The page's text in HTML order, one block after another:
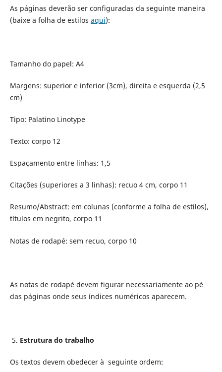
As páginas deverão ser configuradas da seguinte maneira
(baixe a folha de estilos aqui):
Tamanho do papel: A4
Margens: superior e inferior (3cm), direita e esquerda (2,5
cm)
Tipo: Palatino Linotype
Texto: corpo 12
Espaçamento entre linhas: 1,5
Citações (superiores a 3 linhas): recuo 4 cm, corpo 11
Resumo/Abstract: em colunas (conforme a folha de estilos),
títulos em negrito, corpo 11
Notas de rodapé: sem recuo, corpo 10
As notas de rodapé devem figurar necessariamente ao pé
das páginas onde seus índices numéricos aparecem.
5. Estrutura do trabalho
Os textos devem obedecer à seguinte ordem: